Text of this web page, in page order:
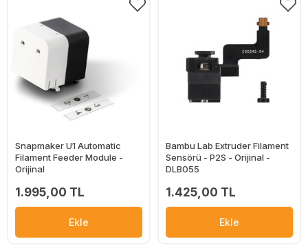
Snapmaker U1 Automatic
Filament Feeder Module -
Orijinal
1.995,00 TL
Ekle
Bambu Lab Extruder Filament
Sensörü - P2S - Orijinal -
DLB055
1.425,00 TL
Ekle